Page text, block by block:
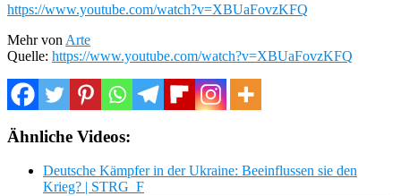
https://www.youtube.com/watch?v=XBUaFovzKFQ
Mehr von Arte
Quelle: https://www.youtube.com/watch?v=XBUaFovzKFQ
Ähnliche Videos:
Deutsche Kämpfer in der Ukraine: Beeinflussen sie den
Krieg? | STRG_F